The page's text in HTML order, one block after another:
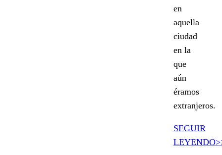
en
aquella
ciudad
en la
que
aún
éramos
extranjeros.
SEGUIR